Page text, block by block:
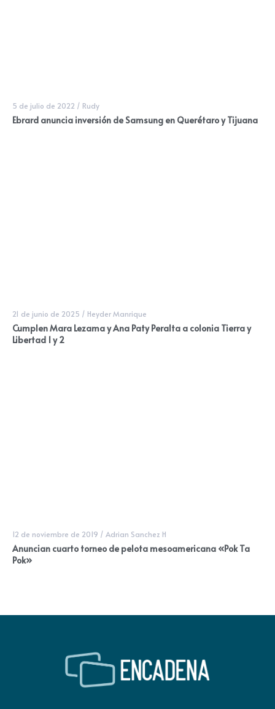
5 de julio de 2022 / Rudy
Ebrard anuncia inversión de Samsung en Querétaro y Tijuana
21 de junio de 2025 / Heyder Manrique
Cumplen Mara Lezama y Ana Paty Peralta a colonia Tierra y
Libertad 1 y 2
12 de noviembre de 2019 / Adrian Sanchez H
Anuncian cuarto torneo de pelota mesoamericana «Pok Ta
Pok»